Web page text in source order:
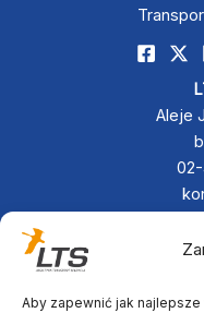
Aby zapewnić jak
Aleje